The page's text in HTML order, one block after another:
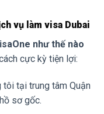
vụ làm visa Dubai
như thế nào
cực kỳ tiện lợi:
tôi tại trung tâm Quận
sơ gốc.